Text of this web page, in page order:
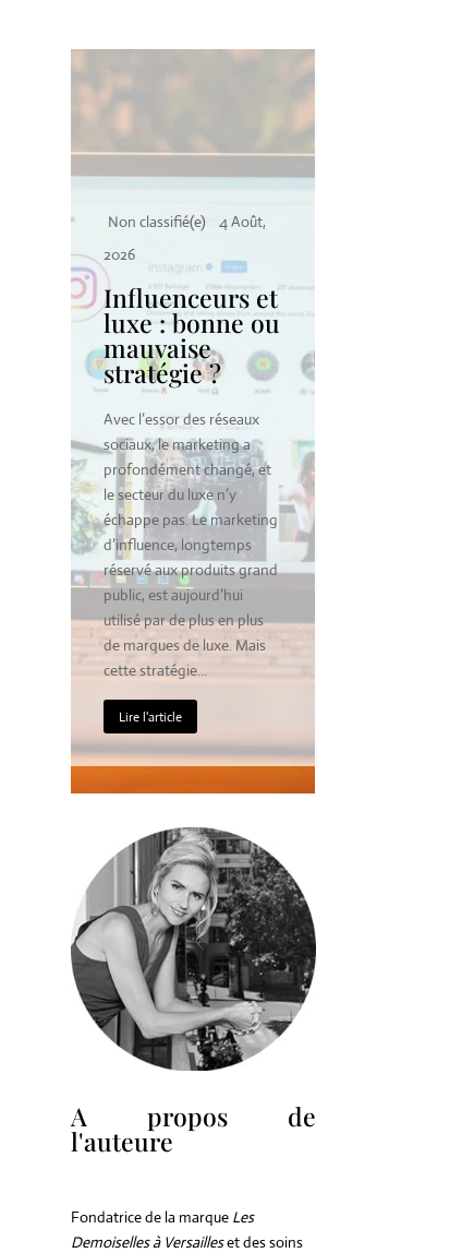
Non classifié(e)
4 Août,
2026
Influenceurs et
luxe : bonne ou
mauvaise
stratégie ?
Avec l’essor des réseaux
sociaux, le marketing a
profondément changé, et
le secteur du luxe n’y
échappe pas. Le marketing
d’influence, longtemps
réservé aux produits grand
public, est aujourd’hui
utilisé par de plus en plus
de marques de luxe. Mais
cette stratégie...
Lire l'article
A propos de
l'auteure
Fondatrice de la marque Les
Demoiselles à Versailleset des soins